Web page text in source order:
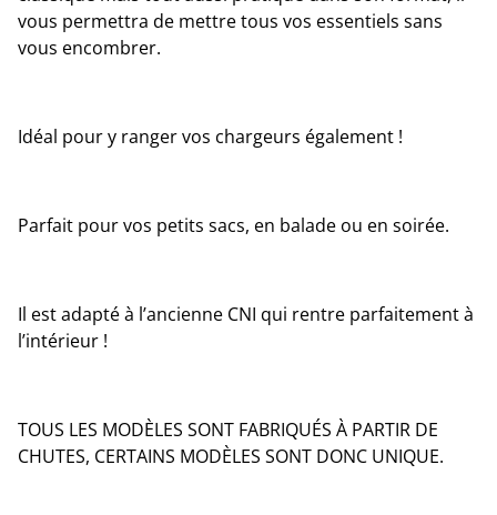
vous permettra de mettre tous vos essentiels sans
vous encombrer.
Idéal pour y ranger vos chargeurs également !
Parfait pour vos petits sacs, en balade ou en soirée.
Il est adapté à l’ancienne CNI qui rentre parfaitement à
l’intérieur !
TOUS LES MODÈLES SONT FABRIQUÉS À PARTIR DE
CHUTES, CERTAINS MODÈLES SONT DONC UNIQUE.